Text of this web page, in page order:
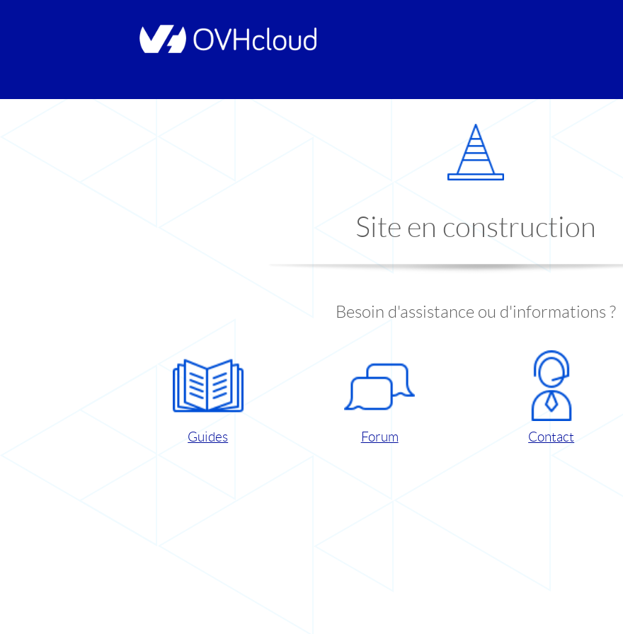
Site en construction
Besoin d'assistance ou d'informations ?
Guides Forum Contact